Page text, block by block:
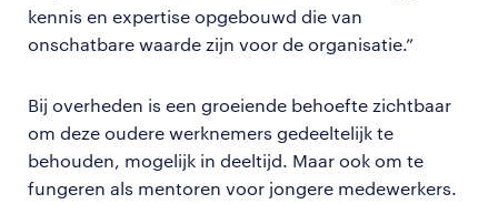
kennis en expertise opgebouwd die van
onschatbare waarde zijn voor de organisatie.”
Bij overheden is een groeiende behoefte zichtbaar
om deze oudere werknemers gedeeltelijk te
behouden, mogelijk in deeltijd. Maar ook om te
fungeren als mentoren voor jongere medewerkers.